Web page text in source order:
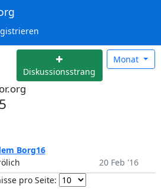
Diskussionsstrang
Monat
Borg16
20 Feb '16
pro Seite: